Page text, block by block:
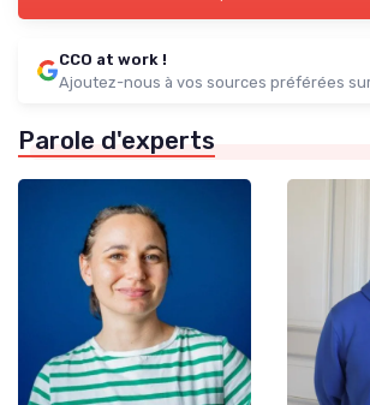
CCO at work !
Ajoutez-nous à vos sources préférées
Parole d'experts